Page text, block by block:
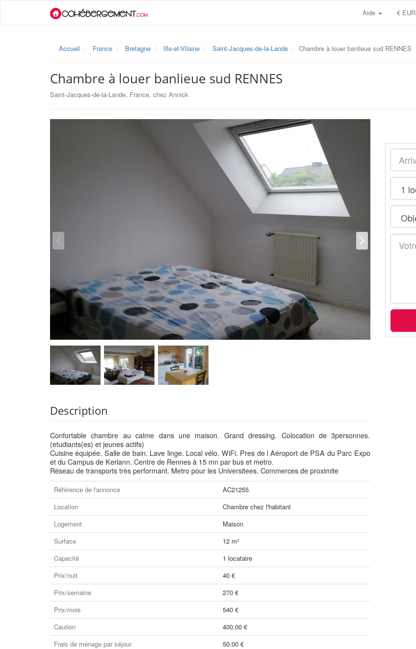
Aide € EUR
Accueil France Bretagne Ille-et-Vilaine Saint-Jacques-de-la-Lande Chambre à louer banlieue sud RENNES
Chambre à louer banlieue sud RENNES
Saint-Jacques-de-la-Lande, France, chez Annick
Description
Confortable chambre au calme dans une maison. Grand dressing. Colocation de 3personnes.
(etudiants(es) et jeunes actifs)
Cuisine équipée. Salle de bain. Lave linge. Local vélo. WiFi. Pres de l Aéroport de PSA du Parc Expo
et du Campus de Kerlann. Centre de Rennes à 15 mn par bus et metro.
Réseau de transports très performant. Metro pour les Universitees. Commerces de proximite
Référence de l'annonce
AC21255
Location
Chambre chez l'habitant
Logement
Maison
Surface
12 m²
Capacité
1 locataire
Prix/nuit
40 €
Prix/semaine
270 €
Prix/mois
540 €
Caution
400.00 €
Frais de ménage par séjour
50.00 €